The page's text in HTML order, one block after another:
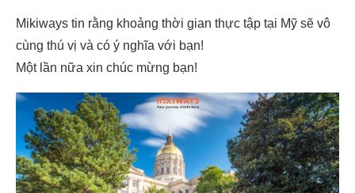
Mikiways tin rằng khoảng thời gian thực tập tại Mỹ sẽ vô
cùng thú vị và có ý nghĩa với bạn!
Một lần nữa xin chúc mừng bạn!